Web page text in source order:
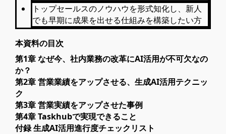
トップセールスのノウハウを形式知化し、新人
でも早期に成果を出せる仕組みを構築したい方
本資料の目次
第1章 なぜ今、社内業務の改革にAI活用が不可欠なの
か？
第2章 営業業績をアップさせる、生成AI活用テクニッ
ク
第3章 営業実績をアップさせた事例
第4章 Taskhubで実現できること
付録 生成AI活用進行度チェックリスト